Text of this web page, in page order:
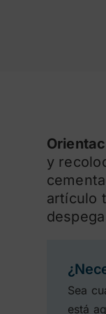
y
artículo
Sea
está